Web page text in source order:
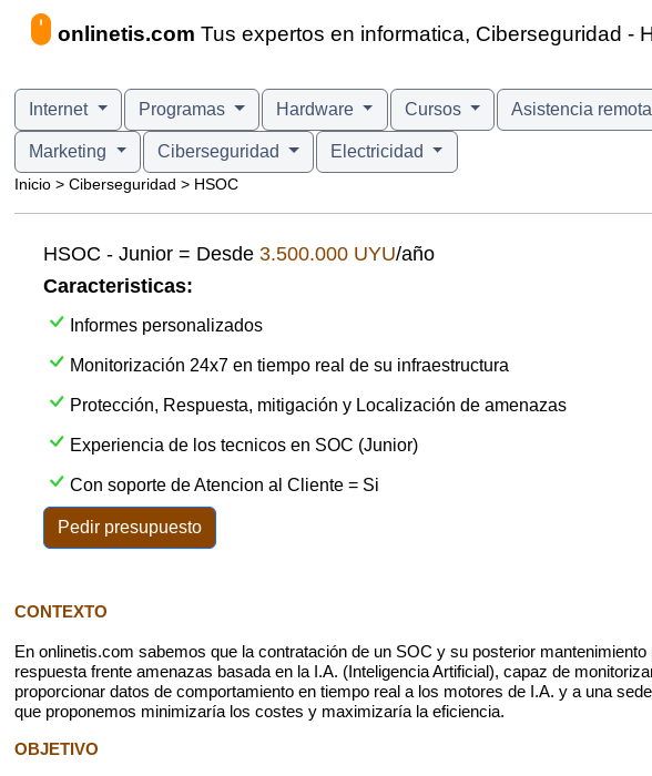
onlinetis.com Tus expertos en informatica, Ciberseguridad -
Internet Programas Hardware Cursos Asistencia remota
Marketing Ciberseguridad Electricidad
Inicio > Ciberseguridad > HSOC
HSOC - Junior = Desde 3.500.000 UYU/año
Caracteristicas:
Informes personalizados
Monitorización 24x7 en tiempo real de su infraestructura
Protección, Respuesta, mitigación y Localización de amenazas
Experiencia de los tecnicos en SOC (Junior)
Con soporte de Atencion al Cliente = Si
Pedir presupuesto
CONTEXTO
En onlinetis.com sabemos que la contratación de un SOC y su posterior
respuesta frente amenazas basada en la I.A. (Inteligencia Artificial), capaz de
proporcionar datos de comportamiento en tiempo real a los motores de I.A. y a una
que proponemos minimizaría los costes y maximizaría la eficiencia.
OBJETIVO